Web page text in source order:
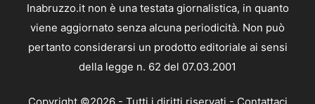
Inabruzzo.it non è una testata giornalistica, in quanto
viene aggiornato senza alcuna periodicità. Non può
pertanto considerarsi un prodotto editoriale ai sensi
della legge n. 62 del 07.03.2001